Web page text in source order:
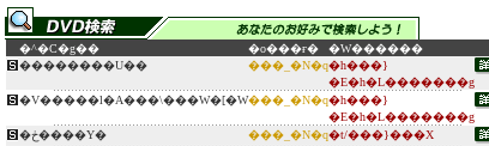
�^�C�g�� �o���ғ�
�W������
��������U��
���_�N�q�h���}
�E�h�L�������g
�V�����l�A���\���W�[�W���_�N�q�h���}
�E�h�L�������g
�ڂ����Y�
���_�N�q�t/���}���X